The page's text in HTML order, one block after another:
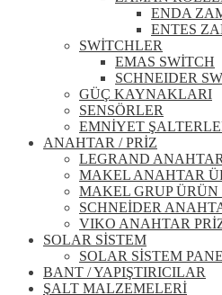
ENDA
ENTES
SWİTCHLER
EMAS SWİTCH
SCHNEIDER
GÜÇ KAYNAKLARI
SENSÖRLER
EMNİYET
ANAHTAR / PRİZ
LEGRAND
MAKEL ANAHTAR
MAKEL GRUP ÜRÜN
SCHNEİDER
VIKO ANAHTAR
SOLAR SİSTEM
SOLAR SİSTEM
BANT / YAPIŞTIRICILAR
ŞALT MALZEMELERİ